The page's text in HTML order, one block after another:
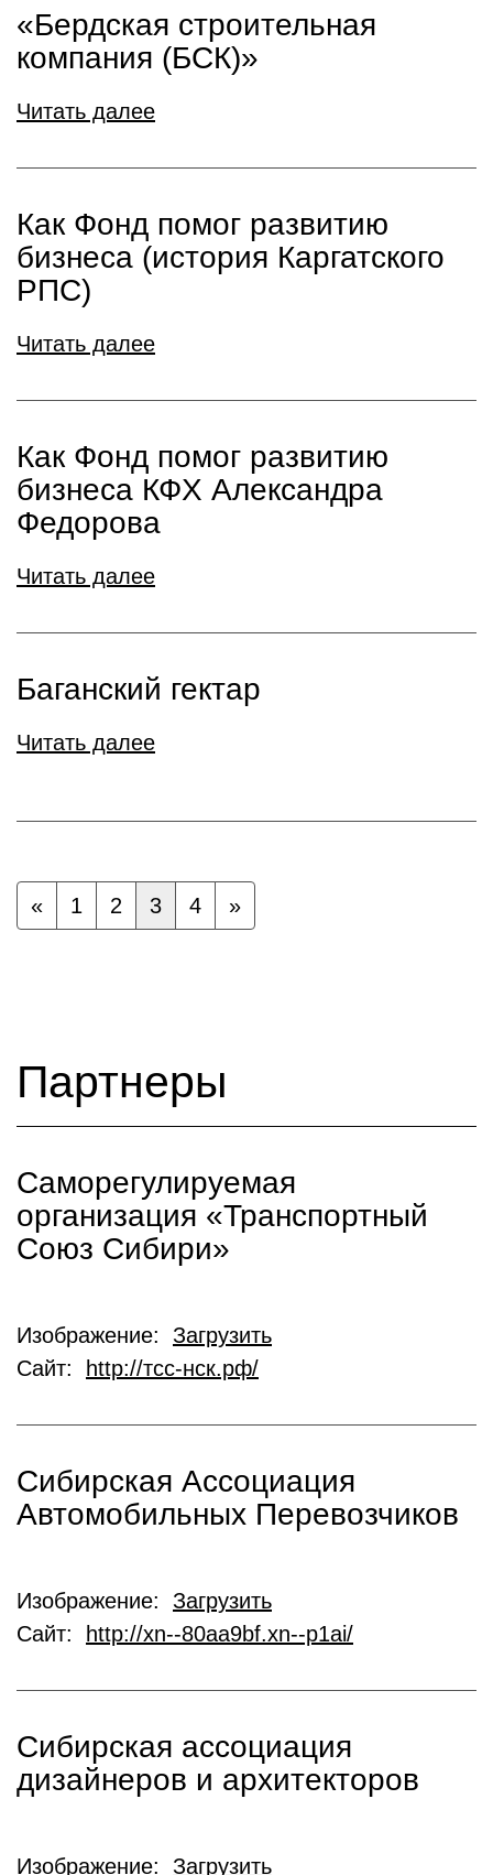
«Бердская строительная
компания (БСК)»
Читать далее
Как Фонд помог развитию
бизнеса (история Каргатского
РПС)
Читать далее
Как Фонд помог развитию
бизнеса КФХ Александра
Федорова
Читать далее
Баганский гектар
Читать далее
« 1 2 3 4 »
Партнеры
Саморегулируемая
организация «Транспортный
Союз Сибири»
Изображение: Загрузить
Сайт:
http://тсс-нск.рф/
Сибирская Ассоциация
Автомобильных Перевозчиков
Изображение: Загрузить
Сайт:
http://xn--80aa9bf.xn--p1ai/
Сибирская ассоциация
дизайнеров и архитекторов
Изображение: Загрузить